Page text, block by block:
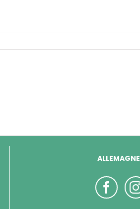
ALLEMAGNE